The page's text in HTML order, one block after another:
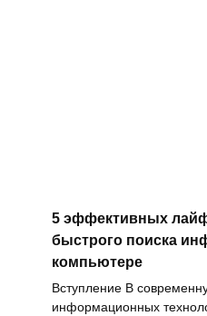
5 эффективных
быстрого поиска
компьютере
Вступление В
информационных